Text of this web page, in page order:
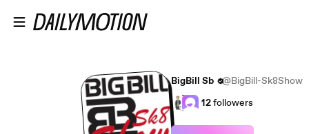
BigBill Sb
@BigBill-Sk8Show
12followers